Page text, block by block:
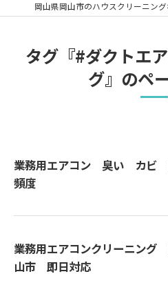
タグ『#ダクトエ
グ』のペ
業務用エアコン 臭い カビ
頻度
業務用エアコンクリーニン
山市 即日対応